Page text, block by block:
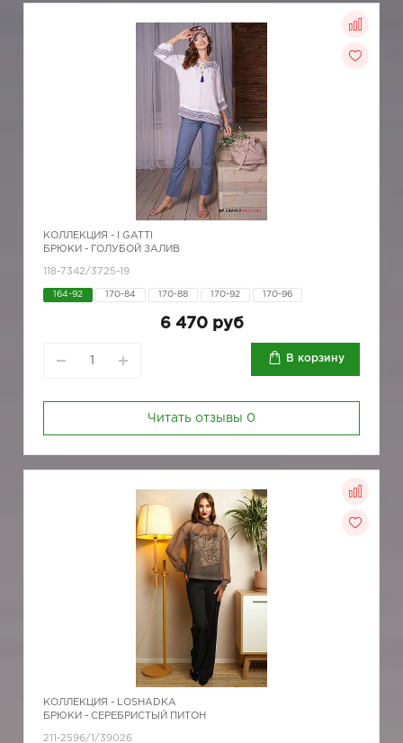
КОЛЛЕКЦИЯ -
I GATTI
БРЮКИ - ГОЛУБОЙ ЗАЛИВ
118-7342/3725-19
164-92 170-84 170-88 170-92 170-96
6 470 руб
В корзину
Читать отзывы 0
КОЛЛЕКЦИЯ - LOSHADKA
БРЮКИ - СЕРЕБРИСТЫЙ ПИТОН
211-2596/1/39026